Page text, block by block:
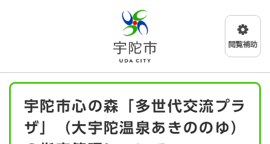
メニューを飛ばして本文へ
本
宇陀市心の森「多世代交流プラ
ザ」（大宇陀温泉あきののゆ）